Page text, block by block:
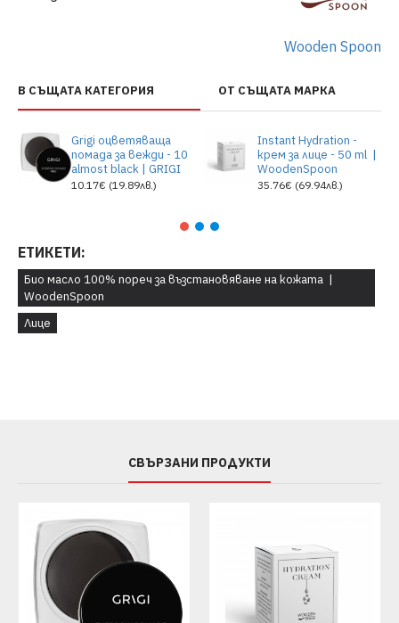
Wooden Spoon
В СЪЩАТА КАТЕГОРИЯ ОТ СЪЩАТА МАРКА
Grigi оцветяваща
помада за вежди - 10
almost black | GRIGI
10.17€ (19.89лв.)
Instant Hydration -
крем за лице - 50 ml |
WoodenSpoon
35.76€ (69.94лв.)
ЕТИКЕТИ:
Био масло 100% пореч за възстановяване на кожата |
WoodenSpoon
Лице
СВЪРЗАНИ ПРОДУКТИ